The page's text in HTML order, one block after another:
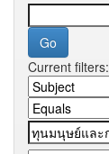
Current filters: